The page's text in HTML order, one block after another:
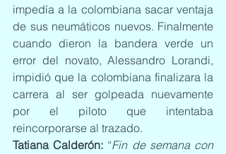
impedía a la colombiana sacar ventaja
de sus neumáticos nuevos. Finalmente
cuando dieron la bandera verde un
error del novato, Alessandro Lorandi,
impidió que la colombiana finalizara la
carrera al ser golpeada nuevamente
por el piloto que intentaba
reincorporarse al trazado.
Tatiana Calderón: “Fin de semana con